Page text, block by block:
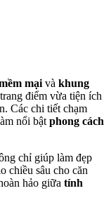
mại và khung
điểm vừa tiện ích
Các chi tiết chạm
nổi bật phong cách
chỉ giúp làm đẹp
chiều sâu cho căn
hảo giữa tính